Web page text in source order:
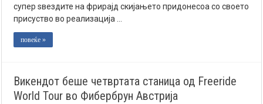
супер ѕвездите на фрирајд скијањето придонесоа со своето
присуство во реализација …
повеќе »
Викендот беше четвртата станица од Freeride
World Tour во Фибербрун Австрија